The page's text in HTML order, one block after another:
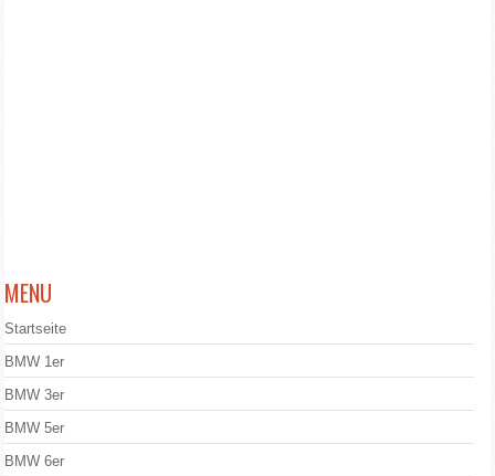
MENU
Startseite
BMW 1er
BMW 3er
BMW 5er
BMW 6er